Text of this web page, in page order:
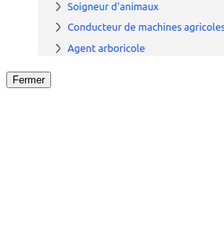
Fermer